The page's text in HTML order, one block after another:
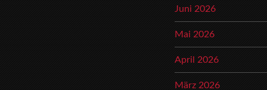
Juni 2026
Mai 2026
April 2026
März 2026